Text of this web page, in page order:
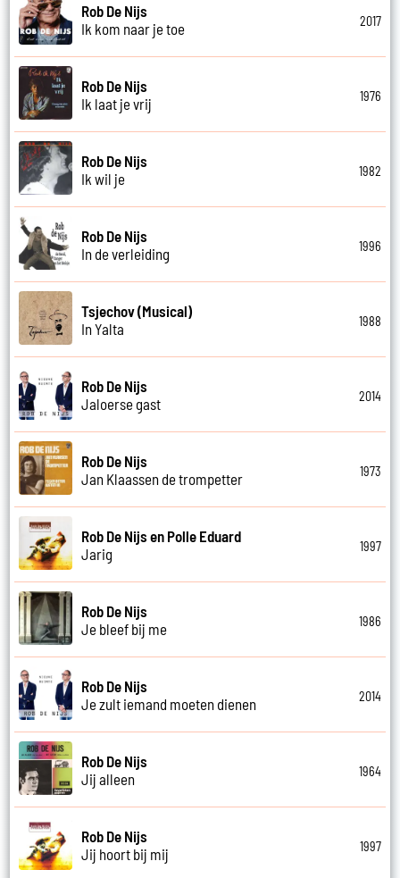
Rob De Nijs
Ik kom naar je toe
2017
Rob De Nijs
Ik laat je vrij
1976
Rob De Nijs
Ik wil je
1982
Rob De Nijs
In de verleiding
1996
Tsjechov (Musical)
In Yalta
1988
Rob De Nijs
Jaloerse gast
2014
Rob De Nijs
Jan Klaassen de trompetter
1973
Rob De Nijs en Polle Eduard
Jarig
1997
Rob De Nijs
Je bleef bij me
1986
Rob De Nijs
Je zult iemand moeten dienen
2014
Rob De Nijs
Jij alleen
1964
Rob De Nijs
Jij hoort bij mij
1997